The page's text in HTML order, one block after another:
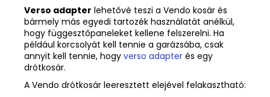
Verso adapter lehetővé teszi a Vendo kosár és
bármely más egyedi tartozék használatát anélkül,
hogy függesztőpaneleket kellene felszerelni. Ha
például korcsolyát kell tennie a garázsába, csak
annyit kell tennie, hogy verso adapter és egy
drótkosár.
A Vendo drótkosár leeresztett elejével felakasztható: